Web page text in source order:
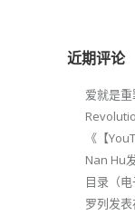
近期评论
爱就是
《 【
Nan Hu
目录（电
罗列发